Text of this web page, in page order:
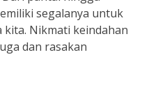
segalanya untuk
kita. Nikmati keindahan
dan rasakan